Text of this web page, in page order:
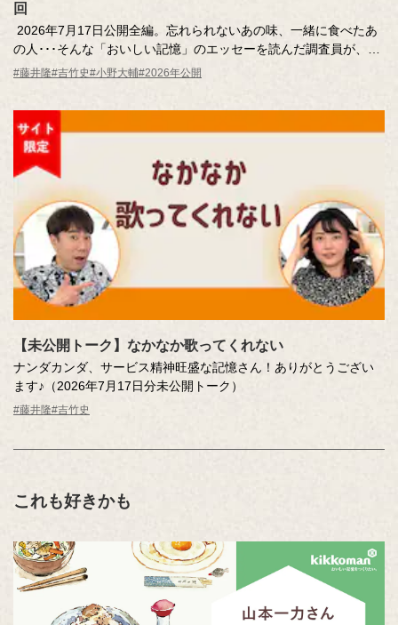
回
2026年7月17日公開全編。忘れられないあの味、一緒に食べたあ
の人･･･そんな「おいしい記憶」のエッセーを読んだ調査員が、記
憶さん（エッセー作者）とその味を再現。
#藤井隆#吉竹史#小野大輔#2026年公開
【未公開トーク】なかなか歌ってくれない
ナンダカンダ、サービス精神旺盛な記憶さん！ありがとうござい
ます♪（2026年7月17日分未公開トーク）
#藤井隆#吉竹史
これも好きかも